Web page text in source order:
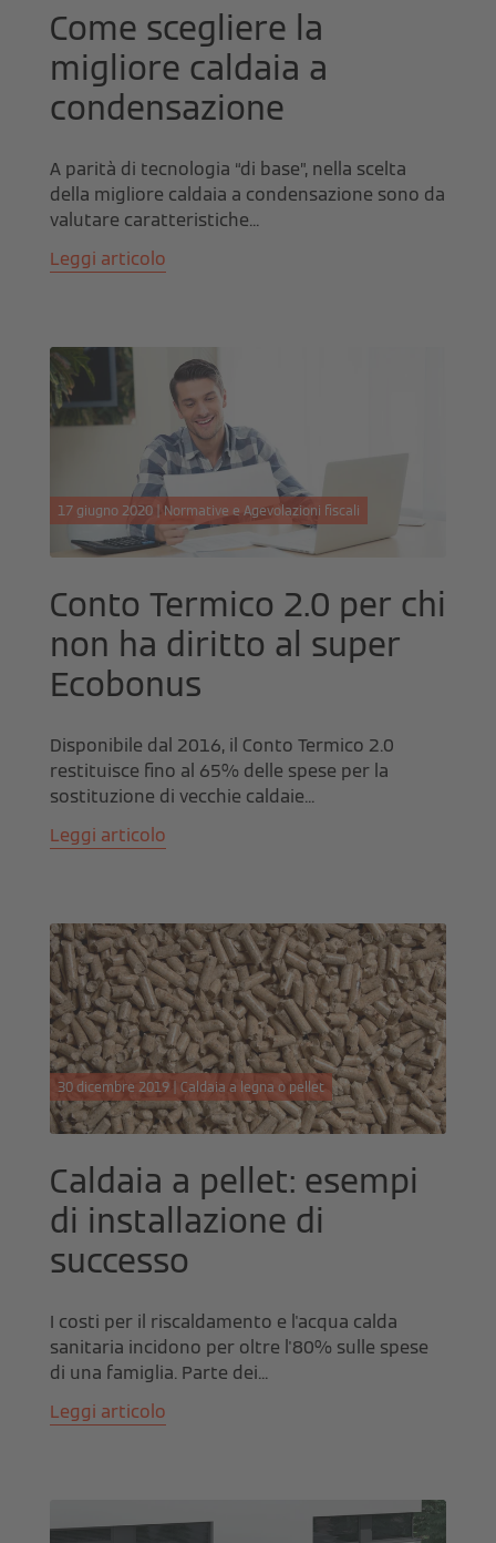
Come scegliere la
migliore caldaia a
condensazione
A parità di tecnologia “di base”, nella scelta
della migliore caldaia a condensazione sono da
valutare caratteristiche...
Leggi articolo
17 giugno 2020 | Normative e Agevolazioni fiscali
Conto Termico 2.0 per chi
non ha diritto al super
Ecobonus
Disponibile dal 2016, il Conto Termico 2.0
restituisce fino al 65% delle spese per la
sostituzione di vecchie caldaie...
Leggi articolo
30 dicembre 2019 | Caldaia a legna o pellet
Caldaia a pellet: esempi
di installazione di
successo
I costi per il riscaldamento e l'acqua calda
sanitaria incidono per oltre l'80% sulle spese
di una famiglia. Parte dei...
Leggi articolo